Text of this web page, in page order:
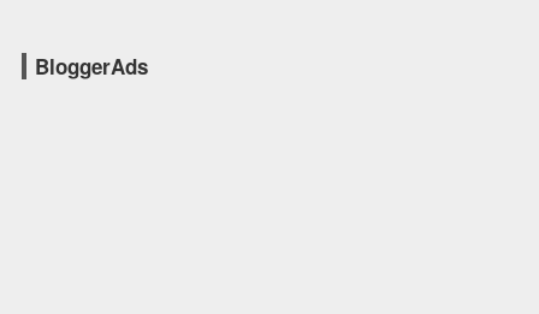
BloggerAds